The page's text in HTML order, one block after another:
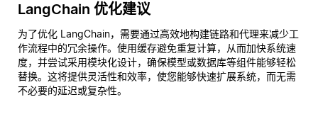
LangChain 优化建议
为了优化 LangChain，需要通过高效地构建链路和代理来减少工
作流程中的冗余操作。使用缓存避免重复计算，从而加快系统速
度，并尝试采用模块化设计，确保模型或数据库等组件能够轻松
替换。这将提供灵活性和效率，使您能够快速扩展系统，而无需
不必要的延迟或复杂性。